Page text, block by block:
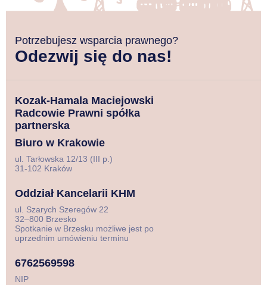
Potrzebujesz wsparcia prawnego?
Odezwij się do nas!
Kozak-Hamala Maciejowski
Radcowie Prawni spółka
partnerska
Biuro w Krakowie
ul. Tarłowska 12/13 (III p.)
31-102 Kraków
Oddział Kancelarii KHM
ul. Szarych Szeregów 22
32–800 Brzesko
Spotkanie w Brzesku możliwe jest po
uprzednim umówieniu terminu
6762569598
NIP